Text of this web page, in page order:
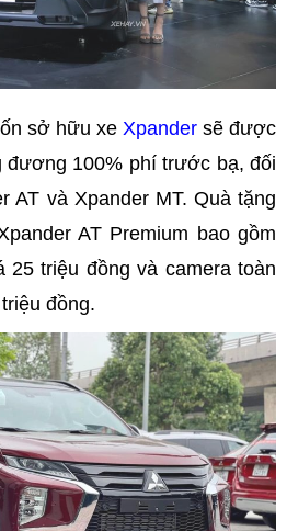
sở hữu xe Xpander sẽ được
100% phí trước bạ, đối
AT và Xpander MT. Quà tặng
AT Premium bao gồm
25 triệu đồng và camera toàn
đồng.